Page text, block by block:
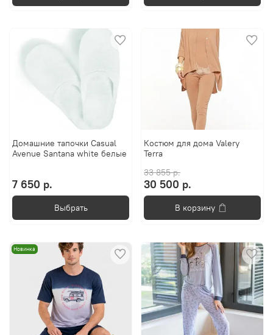
Домашние тапочки Casual
Avenue Santana white белые
7 650 р.
Выбрать
Костюм для дома Valery
Terra
33 855 р.
30 500 р.
В корзину
Новинка